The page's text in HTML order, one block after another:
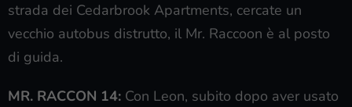
strada dei Cedarbrook Apartments, cercate un
vecchio autobus distrutto, il Mr. Raccoon è al posto
di guida.
MR. RACCON 14: Con Leon, subito dopo aver usato